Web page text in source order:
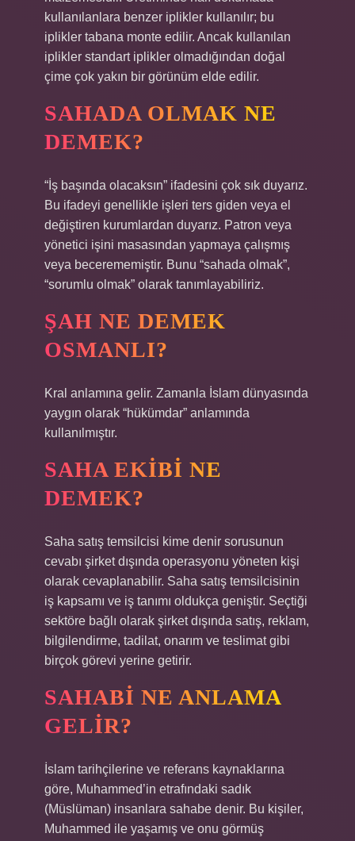
kullanılanlara benzer iplikler kullanılır; bu
iplikler tabana monte edilir. Ancak kullanılan
iplikler standart iplikler olmadığından doğal
çime çok yakın bir görünüm elde edilir.
SAHADA OLMAK NE
DEMEK?
“İş başında olacaksın” ifadesini çok sık duyarız.
Bu ifadeyi genellikle işleri ters giden veya el
değiştiren kurumlardan duyarız. Patron veya
yönetici işini masasından yapmaya çalışmış
veya becerememiştir. Bunu “sahada olmak”,
“sorumlu olmak” olarak tanımlayabiliriz.
ŞAH NE DEMEK
OSMANLI?
Kral anlamına gelir. Zamanla İslam dünyasında
yaygın olarak “hükümdar” anlamında
kullanılmıştır.
SAHA EKIBI NE
DEMEK?
Saha satış temsilcisi kime denir sorusunun
cevabı şirket dışında operasyonu yöneten kişi
olarak cevaplanabilir. Saha satış temsilcisinin
iş kapsamı ve iş tanımı oldukça geniştir. Seçtiği
sektöre bağlı olarak şirket dışında satış, reklam,
bilgilendirme, tadilat, onarım ve teslimat gibi
birçok görevi yerine getirir.
SAHABI NE ANLAMA
GELIR?
İslam tarihçilerine ve referans kaynaklarına
göre, Muhammed’in etrafındaki sadık
(Müslüman) insanlara sahabe denir. Bu kişiler,
Muhammed ile yaşamış ve onu görmüş